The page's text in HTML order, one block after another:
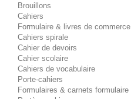
Brouillons
Cahiers
Formulaire & livres de commerce
Cahiers spirale
Cahier de devoirs
Cahier scolaire
Cahiers de vocabulaire
Porte-cahiers
Formulaires & carnets formulaire